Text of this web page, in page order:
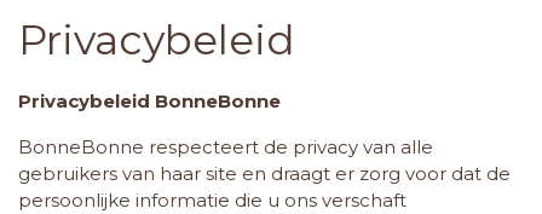
Privacybeleid
Privacybeleid BonneBonne
BonneBonne respecteert de privacy van alle
gebruikers van haar site en draagt er zorg voor dat de
persoonlijke informatie die u ons verschaft